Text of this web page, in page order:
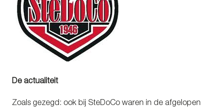
De actualiteit
Zoals gezegd: ook bij SteDoCo waren in de afgelopen